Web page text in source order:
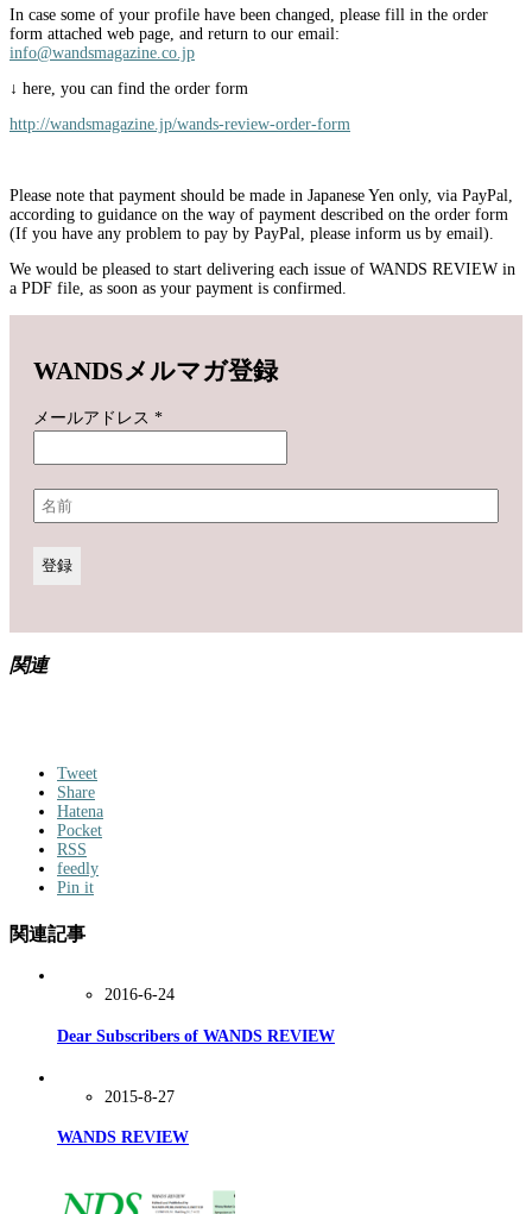
In case some of your profile have been changed, please fill in the order
form attached web page, and return to our email:
info@wandsmagazine.co.jp
↓ here, you can find the order form
http://wandsmagazine.jp/wands-review-order-form
Please note that payment should be made in Japanese Yen only, via PayPal,
according to guidance on the way of payment described on the order form
(If you have any problem to pay by PayPal, please inform us by email).
We would be pleased to start delivering each issue of WANDS REVIEW in
a PDF file, as soon as your payment is confirmed.
WANDSメルマガ登録
メールアドレス *
関連
Tweet
Share
Hatena
Pocket
RSS
feedly
Pin it
関連記事
2016-6-24
Dear Subscribers of WANDS REVIEW
2015-8-27
WANDS REVIEW